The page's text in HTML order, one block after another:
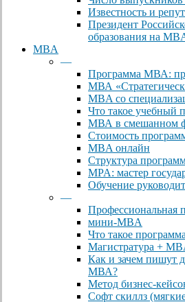
Известность и
Президент
образования на
MBA
—
Программа МВА:
МВА
MBA со
Что такое учебный
МВА в смешанном
Стоимость
MBA онлайн
Cтруктура
MPA: мастер
Обучение
—
Профессиональная
мини-MBA
Что такое
Магистратура +
Как и зачем пишут
МВА?
Метод бизнес-
Софт скиллз